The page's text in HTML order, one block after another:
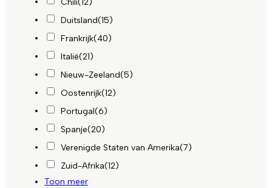
Chili(12)
Duitsland(15)
Frankrijk(40)
Italië(21)
Nieuw-Zeeland(5)
Oostenrijk(12)
Portugal(6)
Spanje(20)
Verenigde Staten van Amerika(7)
Zuid-Afrika(12)
Toon meer